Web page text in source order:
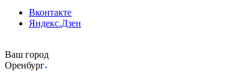
Вконтакте
Яндекс.Дзен
Ваш город
Оренбург